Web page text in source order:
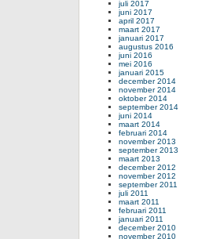
juli 2017
juni 2017
april 2017
maart 2017
januari 2017
augustus 2016
juni 2016
mei 2016
januari 2015
december 2014
november 2014
oktober 2014
september 2014
juni 2014
maart 2014
februari 2014
november 2013
september 2013
maart 2013
december 2012
november 2012
september 2011
juli 2011
maart 2011
februari 2011
januari 2011
december 2010
november 2010